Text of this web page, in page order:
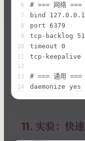
6
# === 网络 ===
7 bind
8 port 6379
9 tcp-backlog
10 timeout 0
11 tcp-keepalive
12
13
# === 通用 ===
14 daemonize
pidfile /var/
databases 16
11. 实验：快